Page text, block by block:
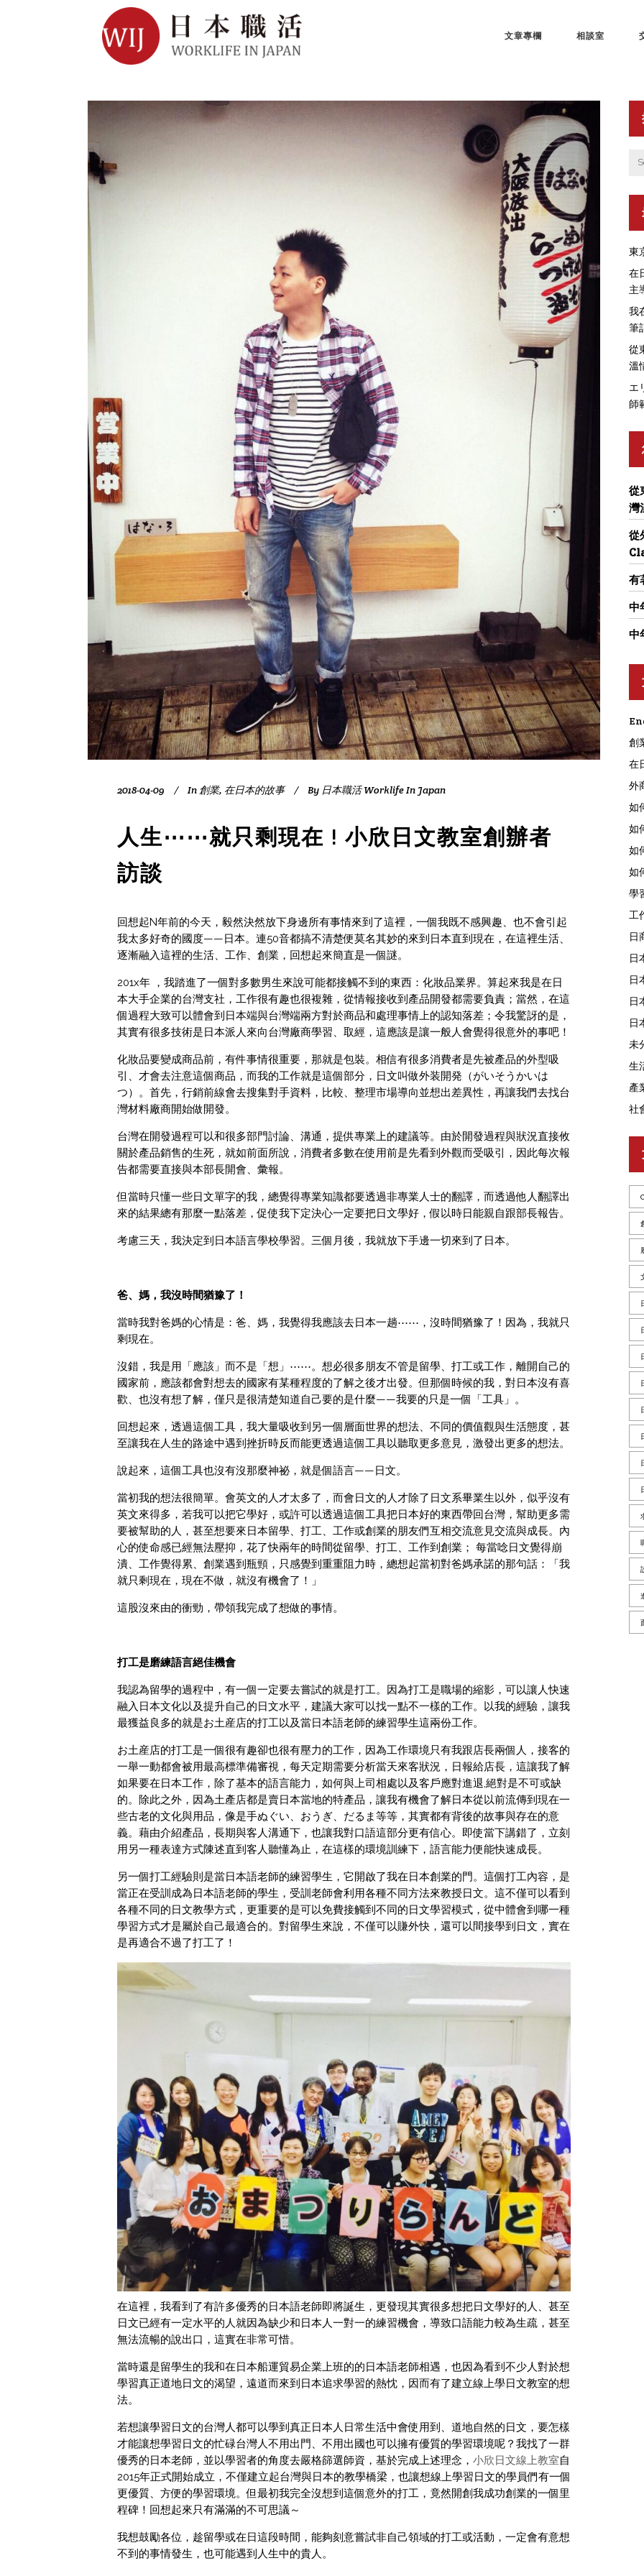
文章專欄 相談室
2018-04-09 In 創業, 在日本的故事 By 日本職活 Worklife In Japan
人生⋯⋯就只剩現在 ! 小欣日文教室創辦者
訪談
回想起N年前的今天，毅然決然放下身邊所有事情來到了這裡，一個我既不感興趣、也不會引起
我太多好奇的國度——日本。連50音都搞不清楚便莫名其妙的來到日本直到現在，在這裡生活、
逐漸融入這裡的生活、工作、創業，回想起來簡直是一個謎。
201x年 ，我踏進了一個對多數男生來說可能都接觸不到的東西：化妝品業界。算起來我是在日
本大手企業的台灣支社，工作很有趣也很複雜，從情報接收到產品開發都需要負責；當然，在這
個過程大致可以體會到日本端與台灣端兩方對於商品和處理事情上的認知落差；令我驚訝的是，
其實有很多技術是日本派人來向台灣廠商學習、取經，這應該是讓一般人會覺得很意外的事吧！
化妝品要變成商品前，有件事情很重要，那就是包裝。相信有很多消費者是先被產品的外型吸
引、才會去注意這個商品，而我的工作就是這個部分，日文叫做外装開発（がいそうかいは
つ）。首先，行銷前線會去搜集對手資料，比較、整理市場導向並想出差異性，再讓我們去找台
灣材料廠商開始做開發。
台灣在開發過程可以和很多部門討論、溝通，提供專業上的建議等。由於開發過程與狀況直接攸
關於產品銷售的生死，就如前面所說，消費者多數在使用前是先看到外觀而受吸引，因此每次報
告都需要直接與本部長開會、彙報。
但當時只懂一些日文單字的我，總覺得專業知識都要透過非專業人士的翻譯，而透過他人翻譯出
來的結果總有那麼一點落差，促使我下定決心一定要把日文學好，假以時日能親自跟部長報告。
考慮三天，我決定到日本語言學校學習。三個月後，我就放下手邊一切來到了日本。
爸、媽，我沒時間猶豫了！
當時我對爸媽的心情是：爸、媽，我覺得我應該去日本一趟⋯⋯，沒時間猶豫了！因為，我就只
剩現在。
沒錯，我是用「應該」而不是「想」⋯⋯。想必很多朋友不管是留學、打工或工作，離開自己的
國家前，應該都會對想去的國家有某種程度的了解之後才出發。但那個時候的我，對日本沒有喜
歡、也沒有想了解，僅只是很清楚知道自己要的是什麼——我要的只是一個「工具」。
回想起來，透過這個工具，我大量吸收到另一個層面世界的想法、不同的價值觀與生活態度，甚
至讓我在人生的路途中遇到挫折時反而能更透過這個工具以聽取更多意見，激發出更多的想法。
說起來，這個工具也沒有沒那麼神祕，就是個語言——日文。
當初我的想法很簡單。會英文的人才太多了，而會日文的人才除了日文系畢業生以外，似乎沒有
英文來得多，若我可以把它學好，或許可以透過這個工具把日本好的東西帶回台灣，幫助更多需
要被幫助的人，甚至想要來日本留學、打工、工作或創業的朋友們互相交流意見交流與成長。內
心的使命感已經無法壓抑，花了快兩年的時間從留學、打工、工作到創業； 每當唸日文覺得崩
潰、工作覺得累、創業遇到瓶頸，只感覺到重重阻力時，總想起當初對爸媽承諾的那句話：「我
就只剩現在，現在不做，就沒有機會了！」
這股沒來由的衝勁，帶領我完成了想做的事情。
打工是磨練語言絕佳機會
我認為留學的過程中，有一個一定要去嘗試的就是打工。因為打工是職場的縮影，可以讓人快速
融入日本文化以及提升自己的日文水平，建議大家可以找一點不一樣的工作。以我的經驗，讓我
最獲益良多的就是お土産店的打工以及當日本語老師的練習學生這兩份工作。
お土産店的打工是一個很有趣卻也很有壓力的工作，因為工作環境只有我跟店長兩個人，接客的
一舉一動都會被用最高標準備審視，每天定期需要分析當天來客狀況，日報給店長，這讓我了解
如果要在日本工作，除了基本的語言能力，如何與上司相處以及客戶應對進退,絕對是不可或缺
的。除此之外，因為土產店都是賣日本當地的特產品，讓我有機會了解日本從以前流傳到現在一
些古老的文化與用品，像是手ぬぐい、おうぎ、だるま等等，其實都有背後的故事與存在的意
義。藉由介紹產品，長期與客人溝通下，也讓我對口語這部分更有信心。即使當下講錯了，立刻
用另一種表達方式陳述直到客人聽懂為止，在這樣的環境訓練下，語言能力便能快速成長。
另一個打工經驗則是當日本語老師的練習學生，它開啟了我在日本創業的門。這個打工內容，是
當正在受訓成為日本語老師的學生，受訓老師會利用各種不同方法來教授日文。這不僅可以看到
各種不同的日文教學方式，更重要的是可以免費接觸到不同的日文學習模式，從中體會到哪一種
學習方式才是屬於自己最適合的。對留學生來說，不僅可以賺外快，還可以間接學到日文，實在
是再適合不過了打工了！
在這裡，我看到了有許多優秀的日本語老師即將誕生，更發現其實很多想把日文學好的人、甚至
日文已經有一定水平的人就因為缺少和日本人一對一的練習機會，導致口語能力較為生疏，甚至
無法流暢的說出口，這實在非常可惜。
當時還是留學生的我和在日本船運貿易企業上班的的日本語老師相遇，也因為看到不少人對於想
學習真正道地日文的渴望，遠道而來到日本追求學習的熱忱，因而有了建立線上學日文教室的想
法。
若想讓學習日文的台灣人都可以學到真正日本人日常生活中會使用到、道地自然的日文，要怎樣
才能讓想學習日文的忙碌台灣人不用出門、不用出國也可以擁有優質的學習環境呢？我找了一群
優秀的日本老師，並以學習者的角度去嚴格篩選師資，基於完成上述理念， 小欣日文線上教室自
2015年正式開始成立，不僅建立起台灣與日本的教學橋梁，也讓想線上學習日文的學員們有一個
更優質、方便的學習環境。但最初我完全沒想到這個意外的打工，竟然開創我成功創業的一個里
程碑！回想起來只有滿滿的不可思議～
我想鼓勵各位，趁留學或在日這段時間，能夠刻意嘗試非自己領域的打工或活動，一定會有意想
不到的事情發生，也可能遇到人生中的貴人。
東
在
主
我
筆
從
溫
エ
師
從
灣
從
有
中
中
創
在
外
如
如
如
如
學
工
日
日
日
日
日
未
生
產
社